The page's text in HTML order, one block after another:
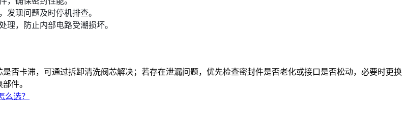
现问题及时停机排查。
，防止内部电路受潮损坏。
否卡滞，可通过拆卸清洗阀芯解决；若存在泄漏问题，优先检查密封件是否老化或接口是否松动，必要时更换
件。
么选？